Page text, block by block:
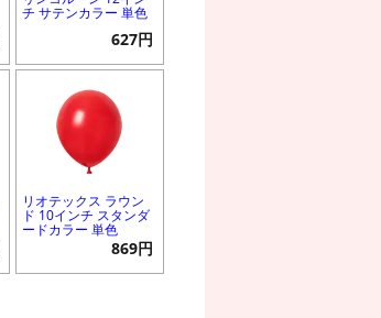
チ サテンカラー 単色
627円
リオテックス ラウン
ド 10インチ スタンダ
ードカラー 単色
869円